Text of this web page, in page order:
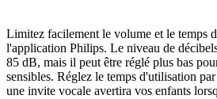
Limitez facilement le volume et le temps
l'application Philips. Le niveau de
85 dB, mais il peut être réglé plus bas
sensibles. Réglez le temps d'utilisation
une invite vocale avertira vos enfants